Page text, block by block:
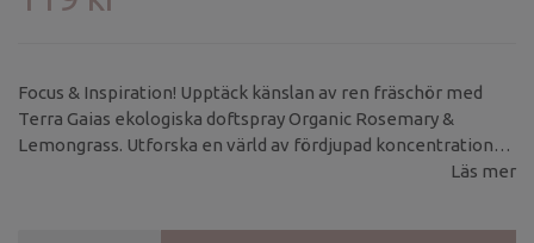
Focus & Inspiration! Upptäck känslan av ren fräschör med
Terra Gaias ekologiska doftspray Organic Rosemary &
Lemongrass. Utforska en värld av fördjupad koncentration
och förnyelse Doftspray berikad med de uppfriskandeLäs mer